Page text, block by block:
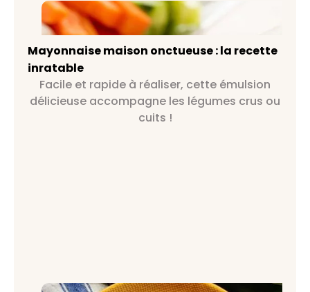
Mayonnaise maison onctueuse : la
recette inratable
Mayonnaise maison onctueuse : la recette
inratable
Facile et rapide à réaliser, cette émulsion
délicieuse accompagne les légumes crus ou
cuits !